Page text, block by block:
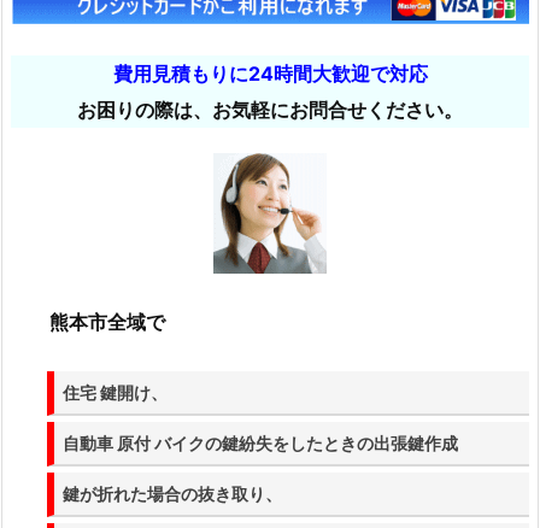
間
鍵
け
イ
ン
ロ
ッ
費用見積もりに24時間大歓迎で対応
お困りの際は、お気軽にお問合せください。
熊本市全域で
住宅 鍵開け、
自動車 原付 バイクの鍵紛失をしたときの出張鍵作成
鍵が折れた場合の抜き取り、